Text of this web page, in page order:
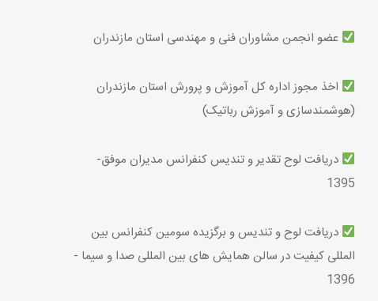
عضو انجمن مشاوران فنی و مهندسی استان مازندران
اخذ مجوز اداره کل آموزش­ و­ پرورش استان مازندران
(هوشمندسازی و آموزش رباتیک)
دریافت لوح تقدیر و تندیس کنفرانس مدیران موفق-
1395
دریافت لوح و تندیس و برگزیده سومین کنفرانس بین
المللی کیفیت در سالن همایش های بین المللی صدا و سیما -
1396